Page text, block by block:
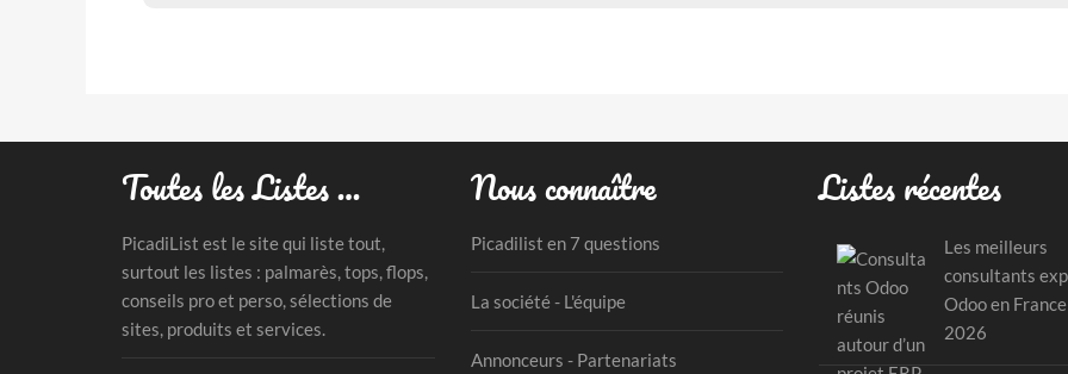
Toutes les Listes …
PicadiList est le site qui liste tout,
surtout les listes : palmarès, tops, flops,
conseils pro et perso, sélections de
sites, produits et services.
Nous connaître
Picadilist en 7 questions
La société - L'équipe
Annonceurs - Partenariats
Listes récentes
Les meilleurs
consultants
Odoo en
2026